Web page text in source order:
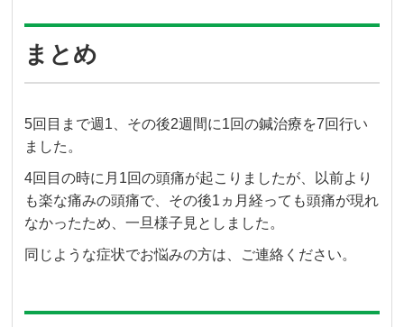
まとめ
5回目まで週1、その後2週間に1回の鍼治療を7回行い
ました。
4回目の時に月1回の頭痛が起こりましたが、以前より
も楽な痛みの頭痛で、その後1ヵ月経っても頭痛が現れ
なかったため、一旦様子見としました。
同じような症状でお悩みの方は、ご連絡ください。